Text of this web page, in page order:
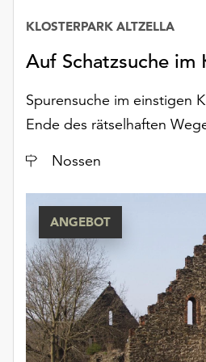
Auf Schatzsuche im
KLOSTERPARK ALTZELLA
Spurensuche im einstigen
Ende des rätselhaften
Ort
Nossen
ANGEBOT